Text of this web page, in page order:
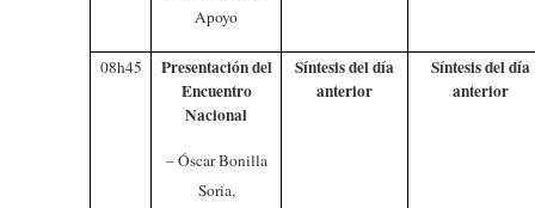
Apoyo
08h45
Presentación del
Encuentro
Nacional
– Óscar Bonilla
Soria,
Síntesis del día
anterior
Síntesis del día
anterior